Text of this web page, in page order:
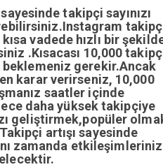
takipçi sayınızı
vadede hızlı bir
.Kısacası 10,000
gerekir.Ancak
karar verirseniz, 10,000
saatler içinde
daha yüksek takipçiye
geliştirmek,popüler
artışı sayesinde
zamanda